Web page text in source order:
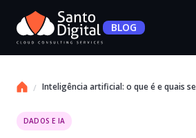
BLOG
Inteligência artificial: o que é e quais
DADOS E IA